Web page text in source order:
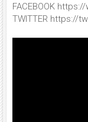
FACEBOOK
TWITTER https://